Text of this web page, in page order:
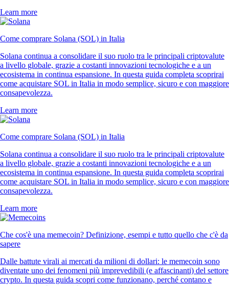
Learn more
Come comprare Solana (SOL) in Italia
Solana continua a consolidare il suo ruolo tra le principali criptovalute
a livello globale, grazie a costanti innovazioni tecnologiche e a un
ecosistema in continua espansione. In questa guida completa scoprirai
come acquistare SOL in Italia in modo semplice, sicuro e con maggiore
consapevolezza.
Learn more
Come comprare Solana (SOL) in Italia
Solana continua a consolidare il suo ruolo tra le principali criptovalute
a livello globale, grazie a costanti innovazioni tecnologiche e a un
ecosistema in continua espansione. In questa guida completa scoprirai
come acquistare SOL in Italia in modo semplice, sicuro e con maggiore
consapevolezza.
Learn more
Che cos'è una memecoin? Definizione, esempi e tutto quello che c'è da
sapere
Dalle battute virali ai mercati da milioni di dollari: le memecoin sono
diventate uno dei fenomeni più imprevedibili (e affascinanti) del settore
crypto. In questa guida scopri come funzionano, perché contano e